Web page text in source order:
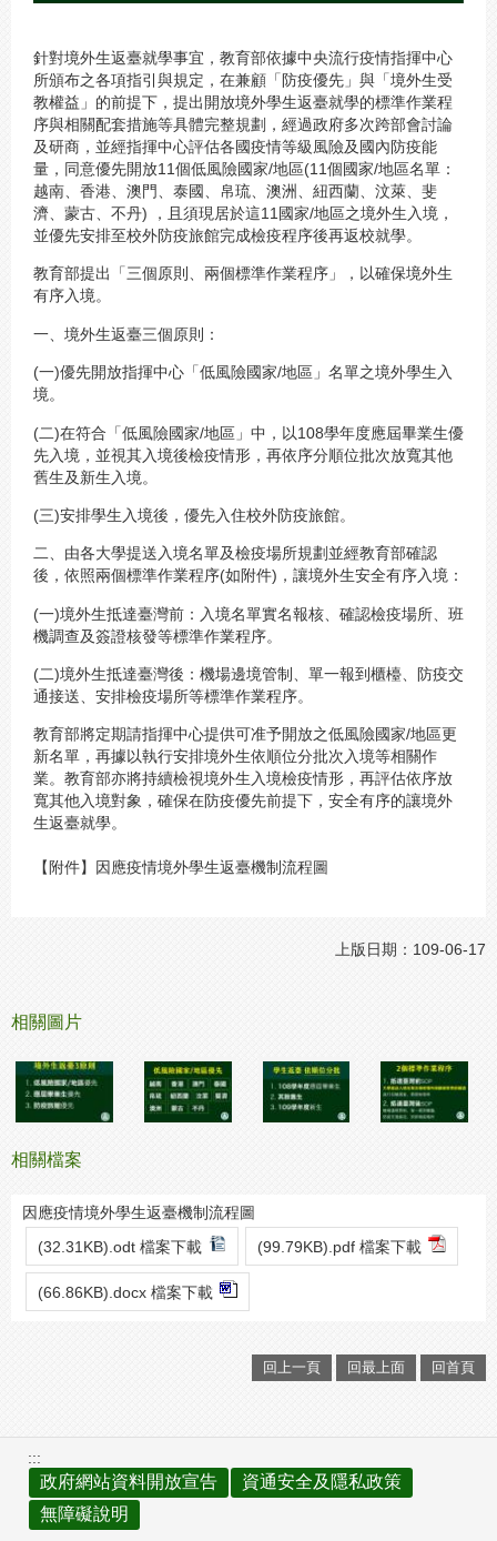
針對境外生返臺就學事宜，教育部依據中央流行疫情指揮中心
所頒布之各項指引與規定，在兼顧「防疫優先」與「境外生受
教權益」的前提下，提出開放境外學生返臺就學的標準作業程
序與相關配套措施等具體完整規劃，經過政府多次跨部會討論
及研商，並經指揮中心評估各國疫情等級風險及國內防疫能
量，同意優先開放11個低風險國家/地區(11個國家/地區名單：
越南、香港、澳門、泰國、帛琉、澳洲、紐西蘭、汶萊、斐
濟、蒙古、不丹) ，且須現居於這11國家/地區之境外生入境，
並優先安排至校外防疫旅館完成檢疫程序後再返校就學。
教育部提出「三個原則、兩個標準作業程序」，以確保境外生
有序入境。
一、境外生返臺三個原則：
(一)優先開放指揮中心「低風險國家/地區」名單之境外學生入
境。
(二)在符合「低風險國家/地區」中，以108學年度應屆畢業生優
先入境，並視其入境後檢疫情形，再依序分順位批次放寬其他
舊生及新生入境。
(三)安排學生入境後，優先入住校外防疫旅館。
二、由各大學提送入境名單及檢疫場所規劃並經教育部確認
後，依照兩個標準作業程序(如附件)，讓境外生安全有序入境：
(一)境外生抵達臺灣前：入境名單實名報核、確認檢疫場所、班
機調查及簽證核發等標準作業程序。
(二)境外生抵達臺灣後：機場邊境管制、單一報到櫃檯、防疫交
通接送、安排檢疫場所等標準作業程序。
教育部將定期請指揮中心提供可准予開放之低風險國家/地區更
新名單，再據以執行安排境外生依順位分批次入境等相關作
業。教育部亦將持續檢視境外生入境檢疫情形，再評估依序放
寬其他入境對象，確保在防疫優先前提下，安全有序的讓境外
生返臺就學。
【附件】因應疫情境外學生返臺機制流程圖
上版日期：109-06-17
相關圖片
相關檔案
因應疫情境外學生返臺機制流程圖
(32.31KB).odt 檔案下載
(99.79KB).pdf 檔案下載
(66.86KB).docx 檔案下載
回上一頁 回最上面 回首頁
:::
政府網站資料開放宣告
資通安全及隱私政策
無障礙說明